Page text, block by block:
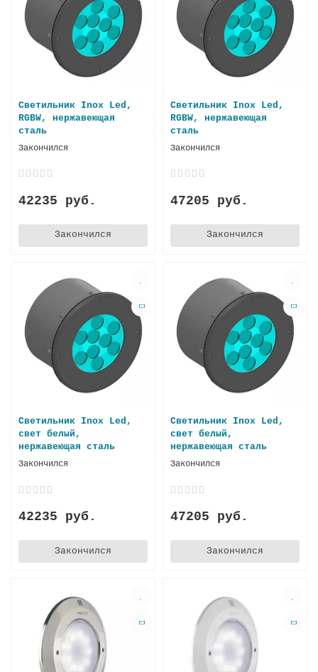
Светильник Inox Led,
RGBW, нержавеющая
стaль
Закончился
42235 руб.
Закончился
Светильник Inox Led,
RGBW, нержавеющая
сталь
Закончился
47205 руб.
Закончился
Светильник Inox Led,
свет белый,
нержавеющая стaль
Закончился
42235 руб.
Закончился
Светильник Inox Led,
свет белый,
нержавеющая сталь
Закончился
47205 руб.
Закончился